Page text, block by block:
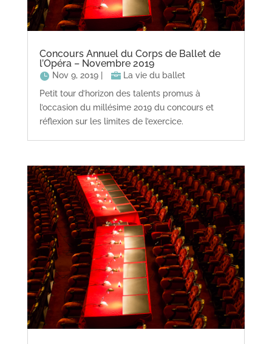
Concours Annuel du Corps de Ballet de
l’Opéra – Novembre 2019
Nov 9, 2019|
La vie du ballet
Petit tour d’horizon des talents promus à
l’occasion du millésime 2019 du concours et
réflexion sur les limites de l’exercice.